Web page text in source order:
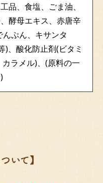
品、食塩、ごま油、
酵母エキス、赤唐辛
ぷん、キサンタ
)、酸化防止剤(ビタミ
ラメル)、(原料の一
いて】